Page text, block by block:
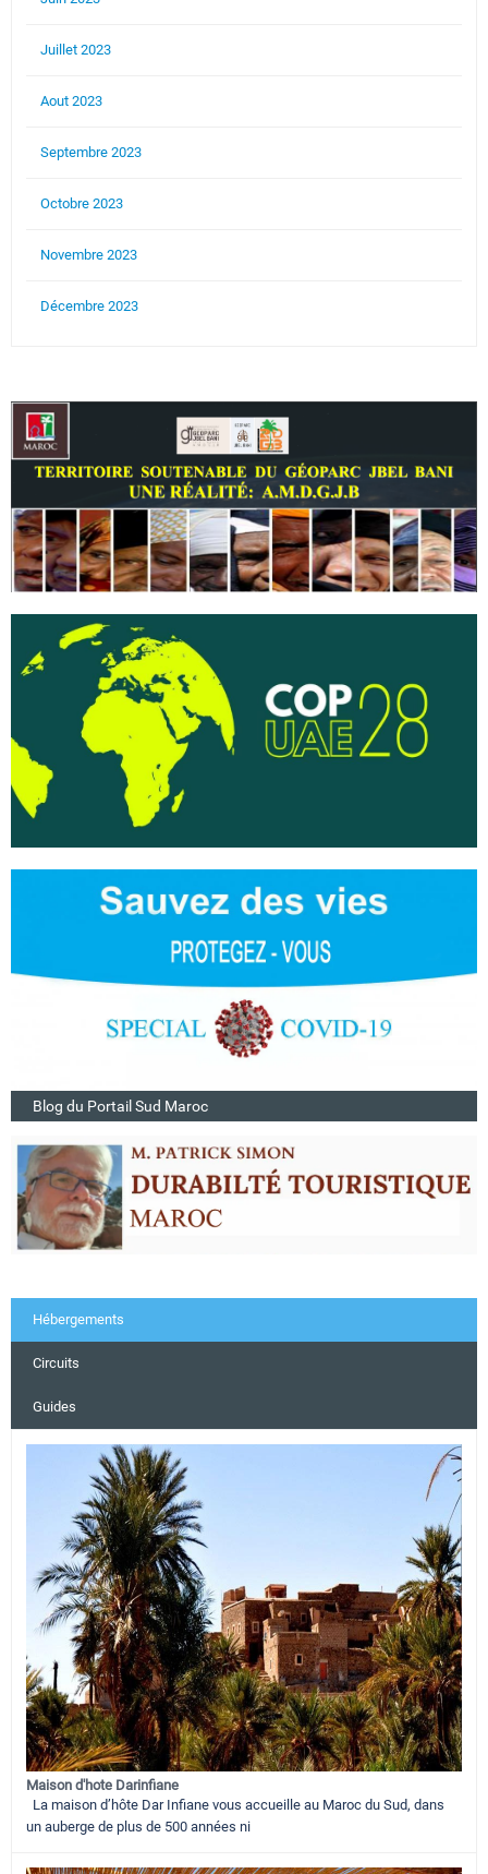
Juillet 2023
Aout 2023
Septembre 2023
Octobre 2023
Novembre 2023
Décembre 2023
Blog du Portail Sud Maroc
Hébergements
Circuits
Guides
Maison d'hote Darinfiane
La maison d’hôte Dar Infiane vous accueille au Maroc du Sud, dans
un auberge de plus de 500 années ni